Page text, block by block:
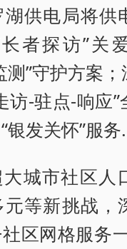
供电局将供
者探访”关
测”守护方案
访-驻点-响应
银发关怀”服
城市社区人
等新挑战，
区网格服务